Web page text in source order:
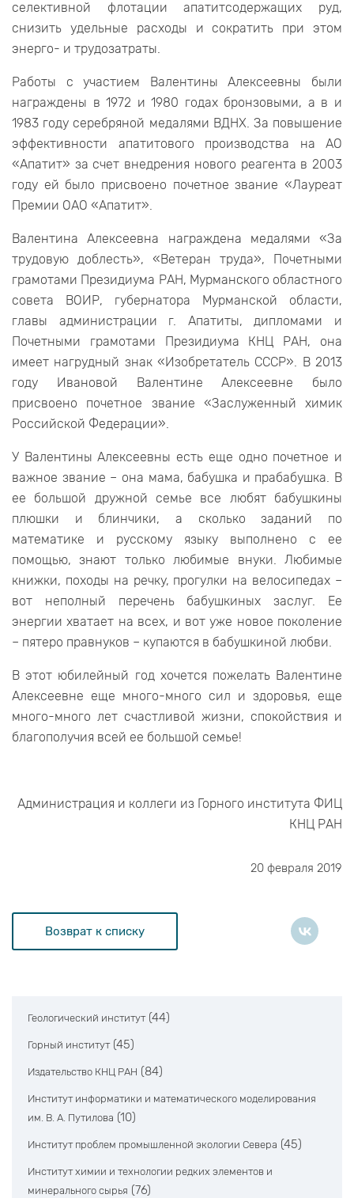
селективной флотации апатитсодержащих руд,
снизить удельные расходы и сократить при этом
энерго- и трудозатраты.
Работы с участием Валентины Алексеевны были
награждены в 1972 и 1980 годах бронзовыми, а в и
1983 году серебряной медалями ВДНХ. За повышение
эффективности апатитового производства на АО
«Апатит» за счет внедрения нового реагента в 2003
году ей было присвоено почетное звание «Лауреат
Премии ОАО «Апатит».
Валентина Алексеевна награждена медалями «За
трудовую доблесть», «Ветеран труда», Почетными
грамотами Президиума РАН, Мурманского областного
совета ВОИР, губернатора Мурманской области,
главы администрации г. Апатиты, дипломами и
Почетными грамотами Президиума КНЦ РАН, она
имеет нагрудный знак «Изобретатель СССР». В 2013
году Ивановой Валентине Алексеевне было
присвоено почетное звание «Заслуженный химик
Российской Федерации».
У Валентины Алексеевны есть еще одно почетное и
важное звание – она мама, бабушка и прабабушка. В
ее большой дружной семье все любят бабушкины
плюшки и блинчики, а сколько заданий по
математике и русскому языку выполнено с ее
помощью, знают только любимые внуки. Любимые
книжки, походы на речку, прогулки на велосипедах –
вот неполный перечень бабушкиных заслуг. Ее
энергии хватает на всех, и вот уже новое поколение
– пятеро правнуков – купаются в бабушкиной любви.
В этот юбилейный год хочется пожелать Валентине
Алексеевне еще много-много сил и здоровья, еще
много-много лет счастливой жизни, спокойствия и
благополучия всей ее большой семье!
Администрация и коллеги из Горного института ФИЦ
КНЦ РАН
20 февраля 2019
Возврат к списку
Геологический институт (44)
Горный институт (45)
Издательство КНЦ РАН (84)
Институт информатики и математического моделирования
им. В. А. Путилова (10)
Институт проблем промышленной экологии Севера (45)
Институт химии и технологии редких элементов и
минерального сырья (76)